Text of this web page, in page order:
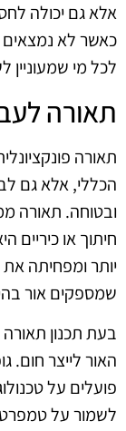
אלא גם יכולה
כאשר לא נמצאים
לכל מי
תאורה
תאורה
הכללי, אלא גם
ובטוחה. תאורה
חיתוך או כיריים
יותר ומפחיתה
שמספקים אור
בעת תכנון
פועלים על
לשמור על